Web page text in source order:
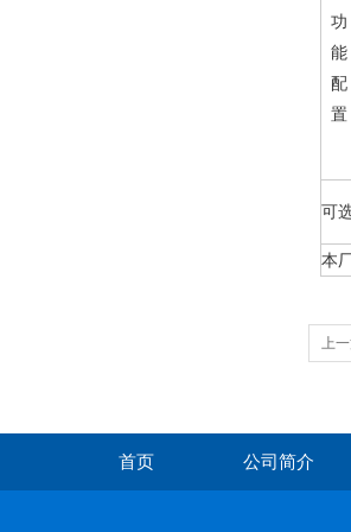
功
能
配
置
可
本
上
首页 公司简介